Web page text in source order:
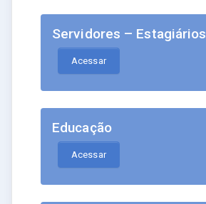
Servidores – Estagiários
Acessar
Educação
Acessar